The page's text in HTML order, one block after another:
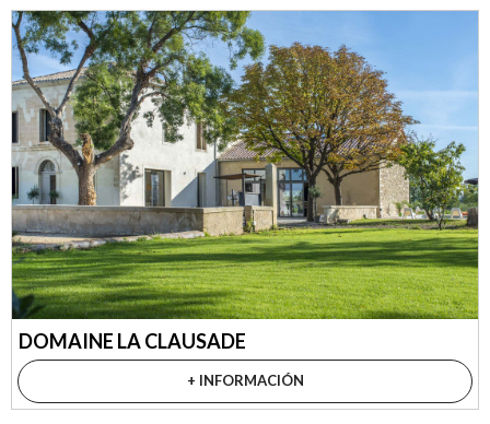
DOMAINE LA CLAUSADE
+ INFORMACIÓN